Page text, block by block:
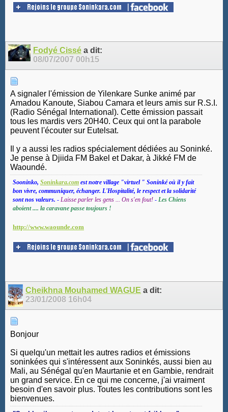
Fodyé Cissé a dit:
08/07/2007 00h15
A signaler l'émission de Yilenkare Sunke animé par
Amadou Kanoute, Siabou Camara et leurs amis sur R.S.I.
(Radio Sénégal International). Cette émission passait
tous les mardis vers 20H40. Ceux qui ont la parabole
peuvent l'écouter sur Eutelsat.
Il y a aussi les radios spécialement dédiées au Soninké.
Je pense à Djiida FM Bakel et Dakar, à Jikké FM de
Waoundé.
Sooninko, Soninkara.com est notre village "virtuel " Soninké où il y fait
bon vivre, communiquer, échanger. L'Hospitalité, le respect et la solidarité
sont nos valeurs. - Laisse parler les gens ... On s'en fout! - Les Chiens
aboient .... la caravane passe toujours !
http://www.waounde.com
Cheikhna Mouhamed WAGUE a dit:
23/01/2008 16h04
Bonjour
Si quelqu'un mettait les autres radios et émissions
soninkées qui s'intéressent aux Soninkés, aussi bien au
Mali, au Sénégal qu'en Maurtanie et en Gambie, rendrait
un grand service. En ce qui me concerne, j'ai vraiment
besoin d'en savoir plus. Toutes les contributions sont les
bienvenues.